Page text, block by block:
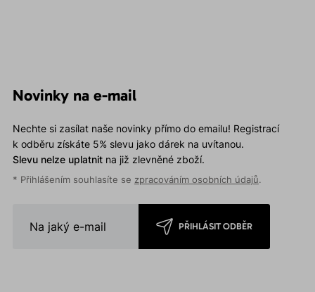
Novinky na e-mail
Nechte si zasílat naše novinky přímo do emailu! Registrací
k odběru získáte 5% slevu jako dárek na uvítanou.
Slevu nelze uplatnitna již zlevněné zboží.
* Přihlášením souhlasíte se zpracováním osobních údajů.
PŘIHLÁSIT ODBĚR